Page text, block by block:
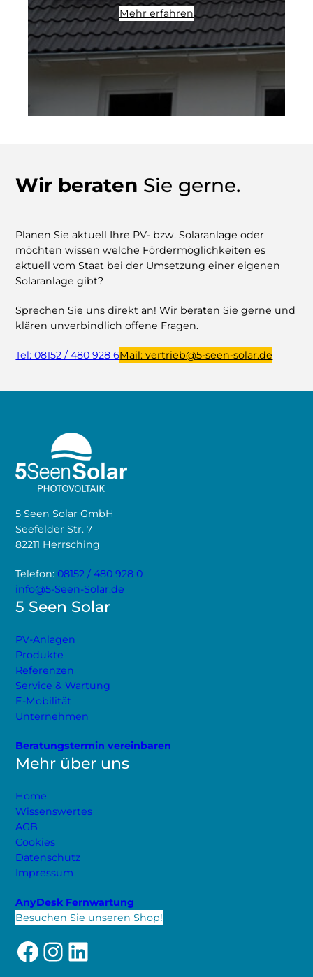
Mehr erfahren
Wir beraten Sie gerne.
Planen Sie aktuell Ihre PV- bzw. Solaranlage oder
möchten wissen welche Fördermöglichkeiten es
aktuell vom Staat bei der Umsetzung einer eigenen
Solaranlage gibt?
Sprechen Sie uns direkt an! Wir beraten Sie gerne und
klären unverbindlich offene Fragen.
Tel: 08152 / 480 928 6Mail: vertrieb@5-seen-solar.de
5 Seen Solar GmbH
Seefelder Str. 7
82211 Herrsching
Telefon:08152 / 480 928 0
info@5-Seen-Solar.de
5 Seen Solar
PV-Anlagen
Produkte
Referenzen
Service & Wartung
E-Mobilität
Unternehmen
Beratungstermin vereinbaren
Mehr über uns
Home
Wissenswertes
AGB
Cookies
Datenschutz
Impressum
AnyDesk Fernwartung
Besuchen Sie unseren Shop!
Facebook InstagramLinkedIn